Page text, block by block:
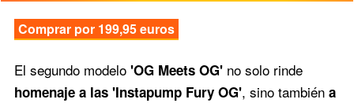
Comprar por 199,95 euros
El segundo modelo 'OG Meets OG'no solo rinde
homenaje a las 'Instapump Fury OG', sino también a